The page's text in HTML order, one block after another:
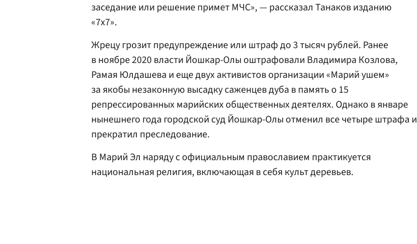
заседание или решение примет МЧС», — рассказал Танаков изданию
«7х7».
Жрецу грозит предупреждение или штраф до 3 тысяч рублей. Ранее
в ноябре 2020 власти Йошкар-Олы оштрафовали Владимира Козлова,
Рамая Юлдашева и еще двух активистов организации «Марий ушем»
за якобы незаконную высадку саженцев дуба в память о 15
репрессированных марийских общественных деятелях. Однако в январе
нынешнего года городской суд Йошкар-Олы отменил все четыре штрафа и
прекратил преследование.
В Марий Эл наряду с официальным православием практикуется
национальная религия, включающая в себя культ деревьев.